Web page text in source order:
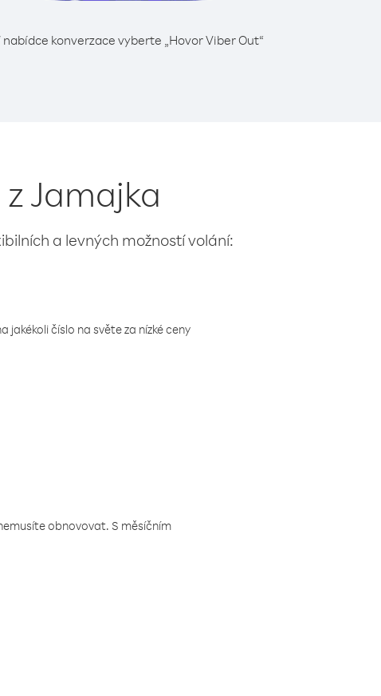
nabídce konverzace vyberte „Hovor Viber Out“
Jamajka
a levných možností volání:
číslo na světe za nízké ceny
obnovovat. S měsíčním